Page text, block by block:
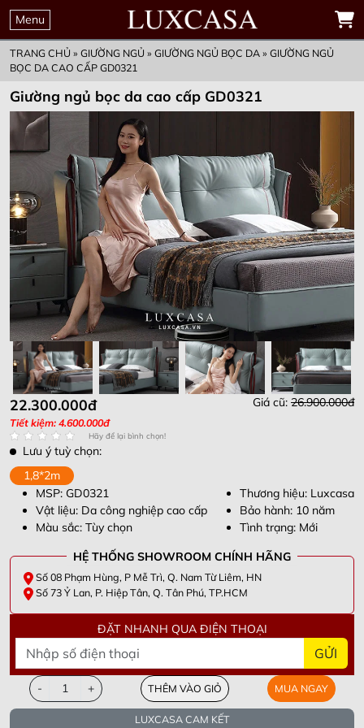
Menu
TRANG CHỦ » GIƯỜNG NGỦ » GIƯỜNG NGỦ BỌC DA» GIƯỜNG NGỦ
BỌC DA CAO CẤP GD0321
Giường ngủ bọc da cao cấp GD0321
Giá cũ: 26.900.000đ
22.300.000đ
Tiết kiệm: 4.600.000đ
Hãy để lại bình chọn!
Lưu ý tuỳ chọn:
1,8*2m
MSP: GD0321
Vật liệu: Da công nghiệp cao cấp
Màu sắc: Tùy chọn
Thương hiệu: Luxcasa
Bảo hành: 10 năm
Tình trạng: Mới
HỆ THỐNG SHOWROOM CHÍNH HÃNG
Số 08 Phạm Hùng, P Mễ Trì, Q. Nam Từ Liêm, HN
Số 73 Ỷ Lan, P. Hiệp Tân, Q. Tân Phú, TP.HCM
ĐẶT NHANH QUA ĐIỆN THOẠI
GỬI
- + THÊM VÀO GIỎ MUA NGAY
THỜI GIAN
ƯU ĐÃI CHỈ CÒN
00
Ngày
00
Giờ
00
Phút
00
Giây
ĐẶT MUA TRƯỚC
GIỮ KHUYẾN MẠI
LUXCASA CAM KẾT